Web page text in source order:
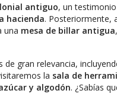
antiguo, un
hacienda. Posteriormente,
una mesa de billar antigua
gran relevancia,
la sala de
y algodón. ¿Sabías